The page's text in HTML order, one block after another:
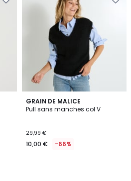
GRAIN DE MALICE
Pull sans manches col V
29,99 €
10,00 € -66%